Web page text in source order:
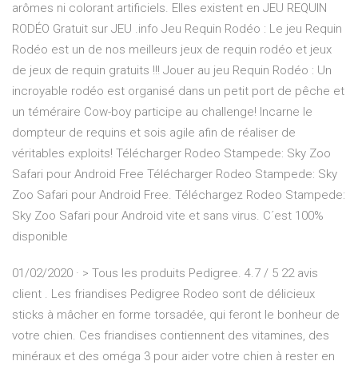
arômes ni colorant artificiels. Elles existent en JEU REQUIN
RODÉO Gratuit sur JEU .info Jeu Requin Rodéo : Le jeu Requin
Rodéo est un de nos meilleurs jeux de requin rodéo et jeux
de jeux de requin gratuits !!! Jouer au jeu Requin Rodéo : Un
incroyable rodéo est organisé dans un petit port de pêche et
un téméraire Cow-boy participe au challenge! Incarne le
dompteur de requins et sois agile afin de réaliser de
véritables exploits! Télécharger Rodeo Stampede: Sky Zoo
Safari pour Android Free Télécharger Rodeo Stampede: Sky
Zoo Safari pour Android Free. Téléchargez Rodeo Stampede:
Sky Zoo Safari pour Android vite et sans virus. C´est 100%
disponible
01/02/2020 · > Tous les produits Pedigree. 4.7 / 5 22 avis
client . Les friandises Pedigree Rodeo sont de délicieux
sticks à mâcher en forme torsadée, qui feront le bonheur de
votre chien. Ces friandises contiennent des vitamines, des
minéraux et des oméga 3 pour aider votre chien à rester en